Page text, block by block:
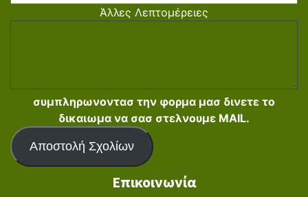
Άλλες Λεπτομέρειες
συμπληρωνοντασ την φορμα μασ δινετε το
δικαιωμα να σασ στελνουμε MAIL.
Αποστολή Σχολίων
Επικοινωνία